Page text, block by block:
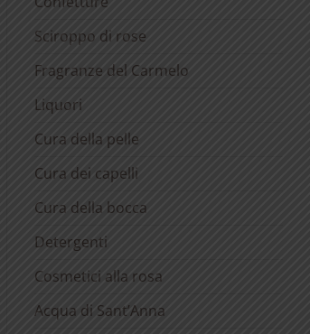
Sciroppo di rose
Fragranze del Carmelo
Liquori
Cura della pelle
Cura dei capelli
Cura della bocca
Detergenti
Cosmetici alla rosa
Acqua di Sant’Anna